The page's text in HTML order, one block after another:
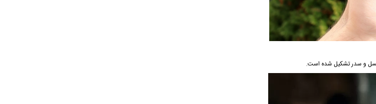
عسل و سدر تشکیل شده است.